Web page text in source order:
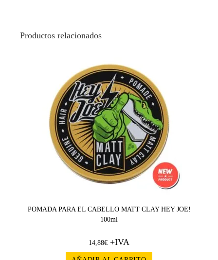
Productos relacionados
POMADA PARA EL CABELLO MATT CLAY HEY JOE!
100ml
14,88€ +IVA